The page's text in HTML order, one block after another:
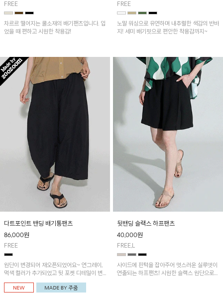
FREE
차르르 떨어지는 쿨소재의 배기팬츠입니다. 입
었을 때 편하고 시원한 착용감!
FREE
노말 워싱으로 유연하며 내추럴한 색감의 반바
지! 세미 배기핏으로 편안한 착용감까지~
다트포인트 밴딩 배기통팬츠
86,000원
FREE
원단이 변경되어 재오픈되었어요~ 연그레이,
먹색 컬러가 추가되었고 뒷 포켓 디테일이 변
경되었습니다~가볍고 시원하게 착용되는 배
기통팬츠! 허리밴딩과 여유로운 통으로 편안해
뒷밴딩 슬랙스 하프팬츠
40,000원
FREE,L
사이드에 핀턱을 잡아주어 멋스러운 실루엣이
연출되는 하프팬츠! 시원한 슬랙스 원단으로